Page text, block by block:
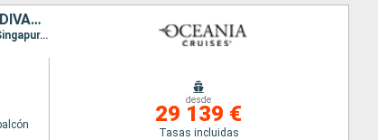
JAPÓN, TAIWÁN, FILIPINAS, MALASIA, SINGAPUR, TAILANDIA, SRI LANKA, MALDIVAS, INDIA, EMIRATOS ÁRABES UNIDOS, QATAR, OMAN, ARABIA SAUDÍ, EGIPTO, JORDANIE, CHIPRE, TURQUÍA, GRECIA, ESLOVENIA, ITALIA, CRO
Itinerario : Yokohama, Miyakojima, Taipei, Kaoshiung, Manila, Coron, Puerto Princesa, Kota Kinabalu, Singapur, Port Klang, Penang, Phuket, , Male, Mumbai, Dubai, Abu Dhabi, Doha, Dubai, Salaalah, Djedda, Safaga, Aqaba, Sharm El Sheikh, Sokhna, Limassol, Rodas, Efeso, El Pireo Atenas, Igoumenitsa, Bari, Zadar, Koper, Ravenna, Split, Dubrovnik, La Valetta, Messine, Sorrento, Civitavecchia - Roma
desde
29 139 €
Tasas incluidas